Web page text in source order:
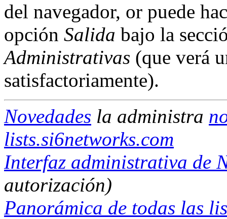
del navegador, or puede
opción Salida bajo la
Administrativas (que verá
satisfactoriamente).
Novedades la administra
lists.si6networks.com
Interfaz administrativa de
autorización)
Panorámica de todas las